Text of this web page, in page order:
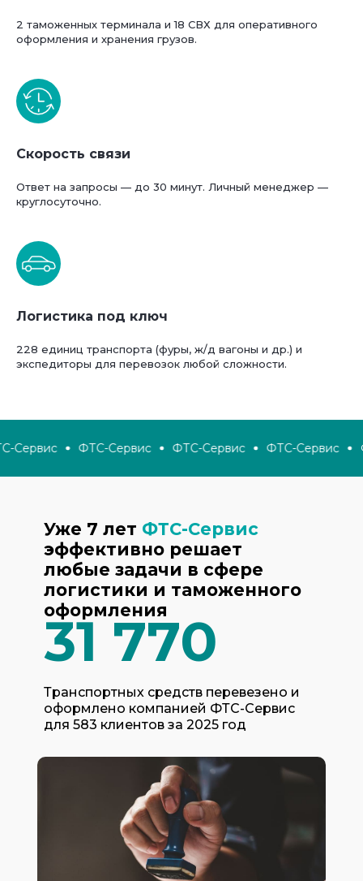
2 таможенных терминала и 18 СВХ для оперативного
оформления и хранения грузов.
Скорость связи
Ответ на запросы — до 30 минут. Личный менеджер —
круглосуточно.
Логистика под ключ
228 единиц транспорта (фуры, ж/д вагоны и др.) и
экспедиторы для перевозок любой сложности.
Сервис ФТС-Сервис ФТС-Сервис ФТС-Сервис
Транспортных средств перевезено и
оформлено компанией ФТС-Сервис
для 583 клиентов за 2025 год
31 770
Уже 7 лет ФТС-Сервис
эффективно решает
любые задачи в сфере
логистики и таможенного
оформления